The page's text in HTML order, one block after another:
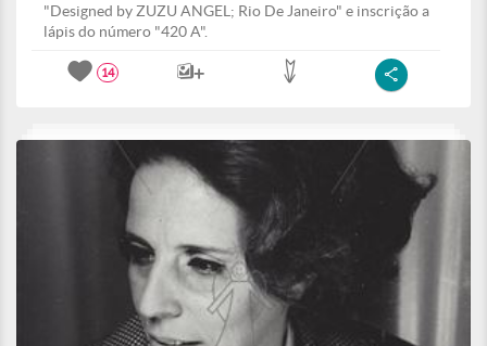
"Designed by ZUZU ANGEL; Rio De Janeiro" e inscrição a
lápis do número "420 A".
14